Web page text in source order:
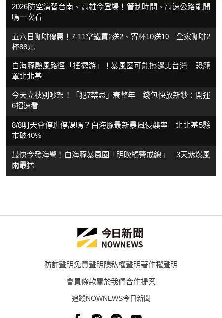
2026防空演習台南、高雄今登場！管制時間、高速公路能開
嗎一次看
五六日咖啡優惠！7-11拿鐵買2送2、寄杯10送10 全家咖啡2
杯88元
白海豚颱風路徑「搖擺游」！暴風圈可能擦邊北台灣 恐籠
罩北北基
今天立秋別吵架！「犯7禁忌」衰整年 錢包快放新鈔：開運
6招速看
8/8明天會停班停課嗎？白海豚最新暴風侵襲率 北北基5縣
市破40%
最快今發海警！白海豚暴風圈「明晚觸警戒線」 3天紫爆風
雨最猛
防詐聲明免責聲明隱私權聲明著作權聲明
會員條款關於我們合作提案
追蹤NOWNEWS今日新聞